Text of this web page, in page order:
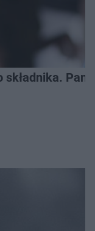
składnika.